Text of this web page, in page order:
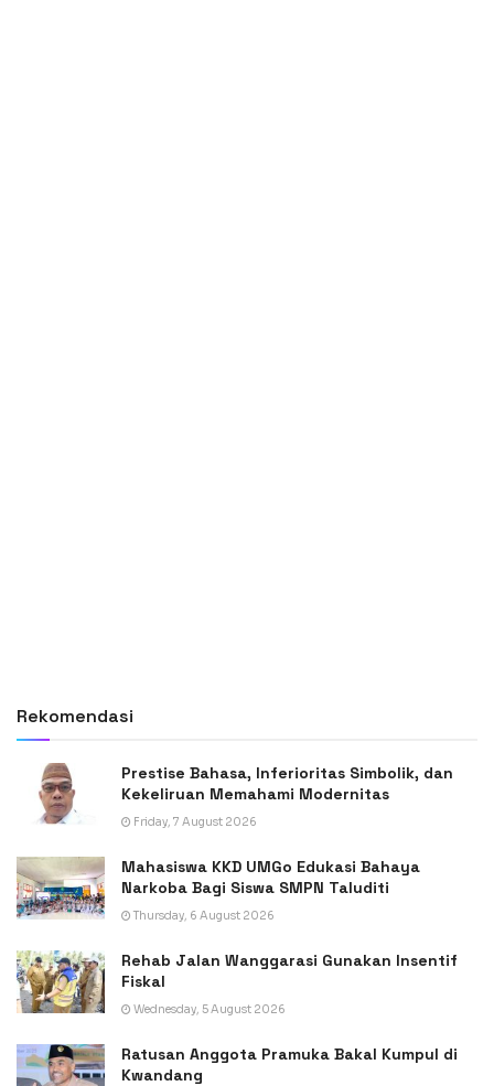
Rekomendasi
Prestise Bahasa, Inferioritas Simbolik, dan
Kekeliruan Memahami Modernitas
Friday, 7 August 2026
Mahasiswa KKD UMGo Edukasi Bahaya
Narkoba Bagi Siswa SMPN Taluditi
Thursday, 6 August 2026
Rehab Jalan Wanggarasi Gunakan Insentif
Fiskal
Wednesday, 5 August 2026
Ratusan Anggota Pramuka Bakal Kumpul di
Kwandang